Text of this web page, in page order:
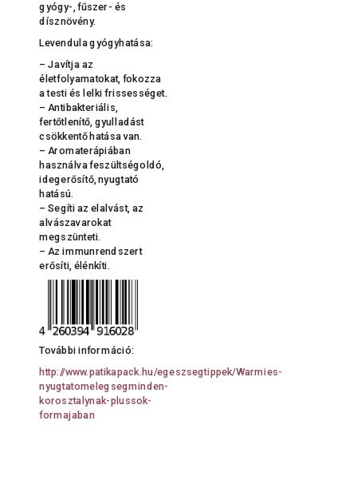
gyógy-, fűszer- és
dísznövény.
Levendula gyógyhatása:
– Javítja az
életfolyamatokat, fokozza
a testi és lelki frissességet.
– Antibakteriális,
fertőtlenítő, gyulladást
csökkentő hatása van.
– Aromaterápiában
használva feszültségoldó,
idegerősítő, nyugtató
hatású.
– Segíti az elalvást, az
alvászavarokat
megszünteti.
– Az immunrendszert
erősíti, élénkíti.
További információ:
http://www.patikapack.hu/egeszsegtippek/Warmies-
nyugtatomelegsegminden-
korosztalynak-plussok-
formajaban